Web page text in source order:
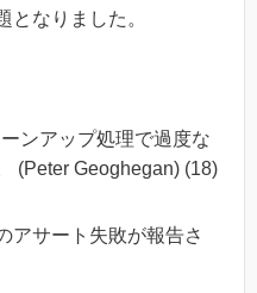
となりました。
ンアップ処理で過度な
(Peter Geoghegan) (18)
アサート失敗が報告さ